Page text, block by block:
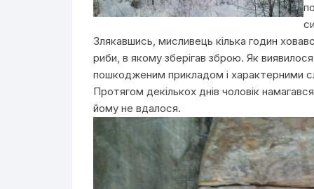
Злякавшись, мисливець кілька годин
риби, в якому зберігав зброю. Як
пошкодженим прикладом і характерними
Протягом декількох днів чоловік
йому не вдалося.